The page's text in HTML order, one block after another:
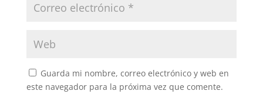
Guarda mi nombre, correo electrónico y web en
este navegador para la próxima vez que comente.